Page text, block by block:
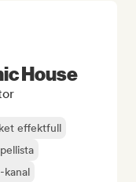
House
effektfull
kanal